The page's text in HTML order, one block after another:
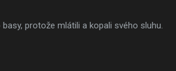
protože mlátili a kopali svého sluhu.